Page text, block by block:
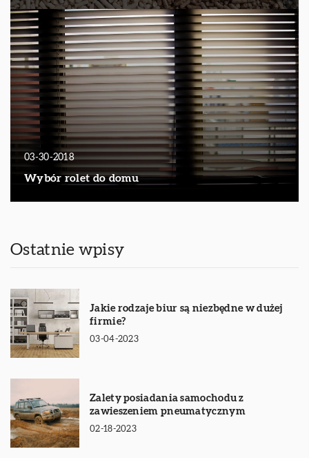
03-30-2018
Wybór rolet do domu
Ostatnie wpisy
Jakie rodzaje biur są niezbędne w dużej
firmie?
03-04-2023
Zalety posiadania samochodu z
zawieszeniem pneumatycznym
02-18-2023